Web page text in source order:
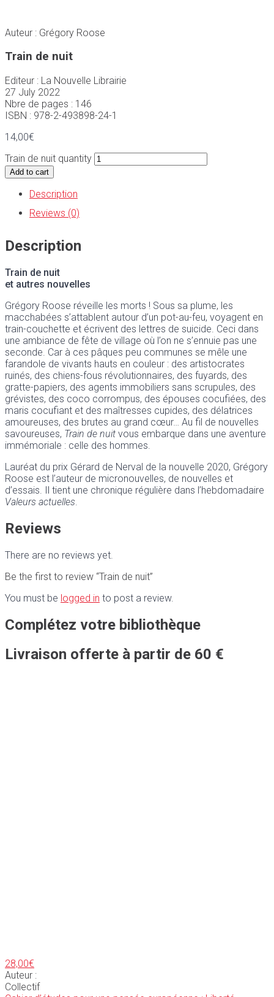
Auteur : Grégory Roose
Train de nuit
Editeur : La Nouvelle Librairie
27 July 2022
Nbre de pages : 146
ISBN : 978-2-493898-24-1
14,00€
Train de nuit quantity
Add to cart
Description
Reviews (0)
Description
Train de nuit
et autres nouvelles
Grégory Roose réveille les morts ! Sous sa plume, les
macchabées s’attablent autour d’un pot-au-feu, voyagent en
train-couchette et écrivent des lettres de suicide. Ceci dans
une ambiance de fête de village où l’on ne s’ennuie pas une
seconde. Car à ces pâques peu communes se mêle une
farandole de vivants hauts en couleur : des artistocrates
ruinés, des chiens-fous révolutionnaires, des fuyards, des
gratte-papiers, des agents immobiliers sans scrupules, des
grévistes, des coco corrompus, des épouses cocufiées, des
maris cocufiant et des maîtresses cupides, des délatrices
amoureuses, des brutes au grand cœur… Au fil de nouvelles
savoureuses, Train de nuit vous embarque dans une aventure
immémoriale : celle des hommes.
Lauréat du prix Gérard de Nerval de la nouvelle 2020, Grégory
Roose est l’auteur de micronouvelles, de nouvelles et
d’essais. Il tient une chronique régulière dans l’hebdomadaire
Valeurs actuelles.
Reviews
There are no reviews yet.
Be the first to review “Train de nuit”
You must be logged in to post a review.
Complétez votre bibliothèque
Livraison offerte à partir de 60 €
28,00€
Auteur :
Collectif